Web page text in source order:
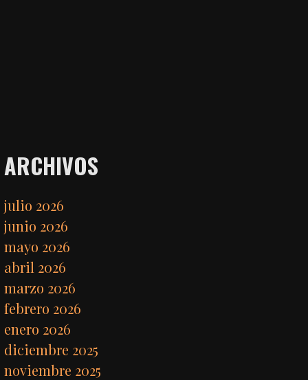
ARCHIVOS
julio 2026
junio 2026
mayo 2026
abril 2026
marzo 2026
febrero 2026
enero 2026
diciembre 2025
noviembre 2025